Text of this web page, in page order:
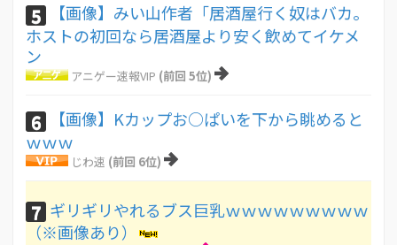
5
【画像】みい山作者「居酒屋行く奴はバカ。
ホストの初回なら居酒屋より安く飲めてイケメ
ン
アニゲー速報VIP (前回 5位)
6
【画像】Kカップお○ぱいを下から眺めると
ｗｗｗ
じわ速 (前回 6位)
7 ギリギリやれるブス巨乳ｗｗｗｗｗｗｗｗｗ
（※画像あり）